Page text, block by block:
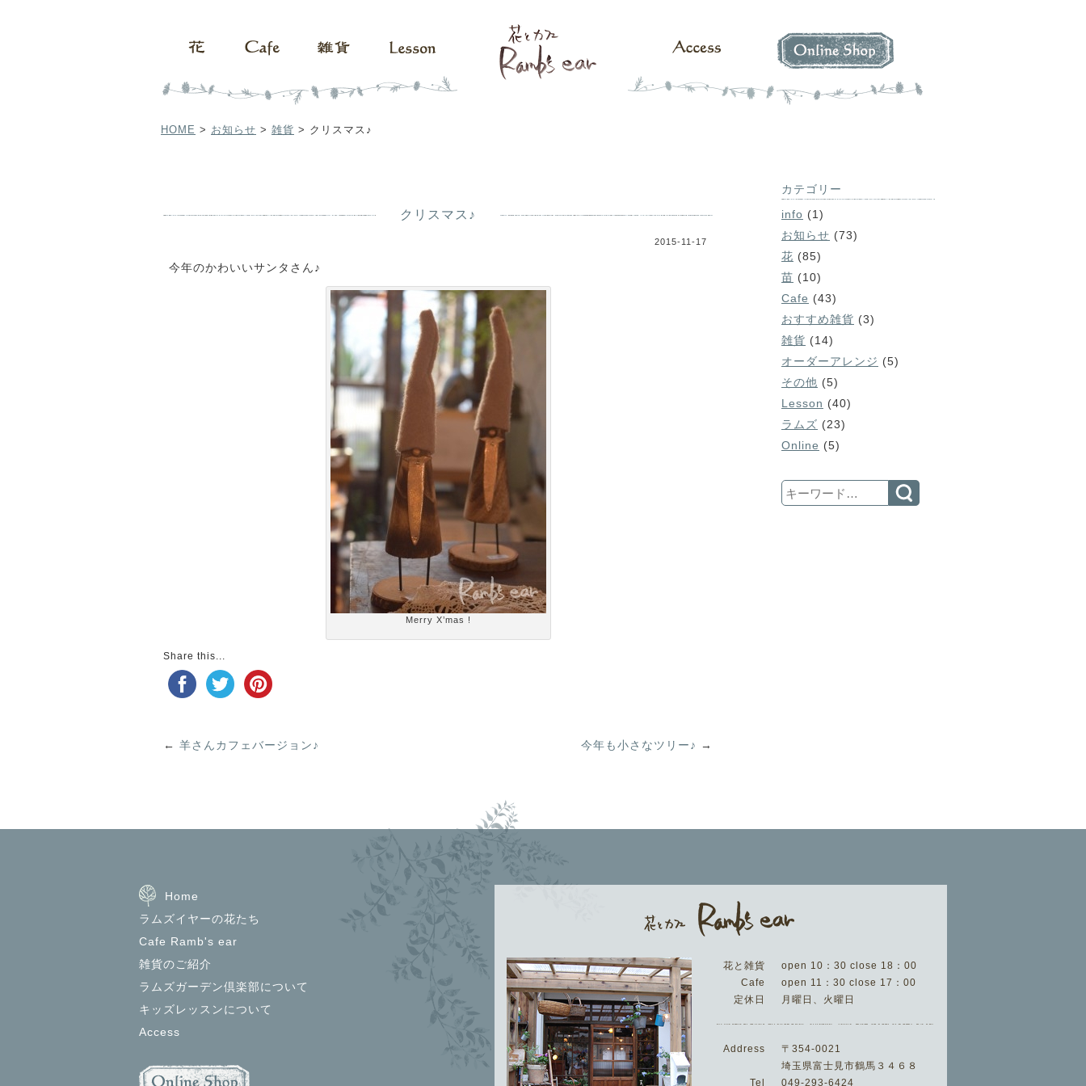
HOME > お知らせ > 雑貨 > クリスマス♪
クリスマス♪
2015-11-17
今年のかわいいサンタさん♪
Merry X’mas !
Share this...
← 羊さんカフェバージョン♪ 今年も小さなツリー♪ →
カテゴリー
info (1)
お知らせ (73)
花 (85)
苗 (10)
Cafe (43)
おすすめ雑貨 (3)
雑貨 (14)
オーダーアレンジ (5)
その他 (5)
Lesson (40)
ラムズ (23)
Online (5)
Search
Home
ラムズイヤーの花たち
Cafe Ramb's ear
雑貨のご紹介
ラムズガーデン倶楽部について
キッズレッスンについて
Access
花と雑貨
open 10：30 close 18：00
Cafe
open 11：30 close 17：00
定休日
月曜日、火曜日
Address
〒354-0021
埼玉県富士見市鶴馬３４６８
Tel
049-293-6424